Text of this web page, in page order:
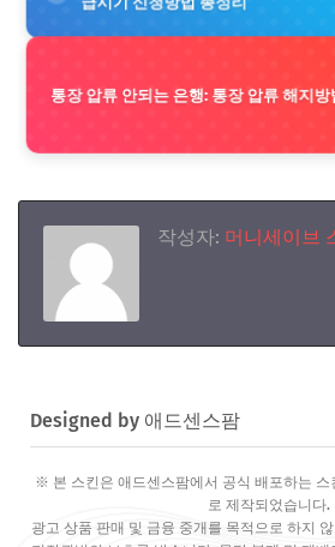
통장 압류 안되는 은행: 통장 압류 해지
작성자: 머니세이브
Designed by 애드센스팜
※ 본 스킨은 애드센스팜에서 공식 배포하는 스
로 제작되었습니다.
광고 상품 판매 및 금융 중개를 목적으로 하지